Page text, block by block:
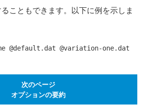
こともできます。以下に例を示しま
次のページ
オプションの要約